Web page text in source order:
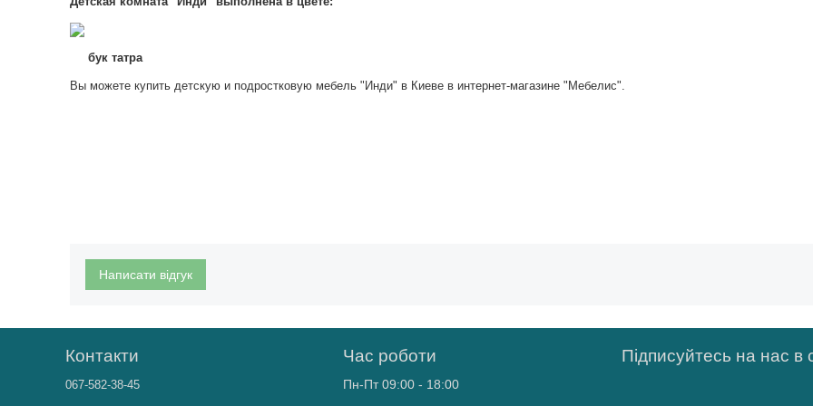
бук татра
Вы можете купить детскую и подростковую мебель "Инди" в Киеве в интернет-магазине "Мебелис".
Написати відгук
Контакти
067-582-38-45
Час роботи
Пн-Пт 09:00 - 18:00
Підписуйтесь на нас в